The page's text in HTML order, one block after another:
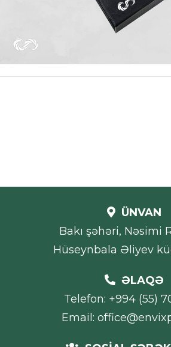
ÜNVAN
Bakı şəhəri, Nəsimi
Hüseynbala Əliyev
ƏLAQƏ
Telefon: +994 (55)
Email: